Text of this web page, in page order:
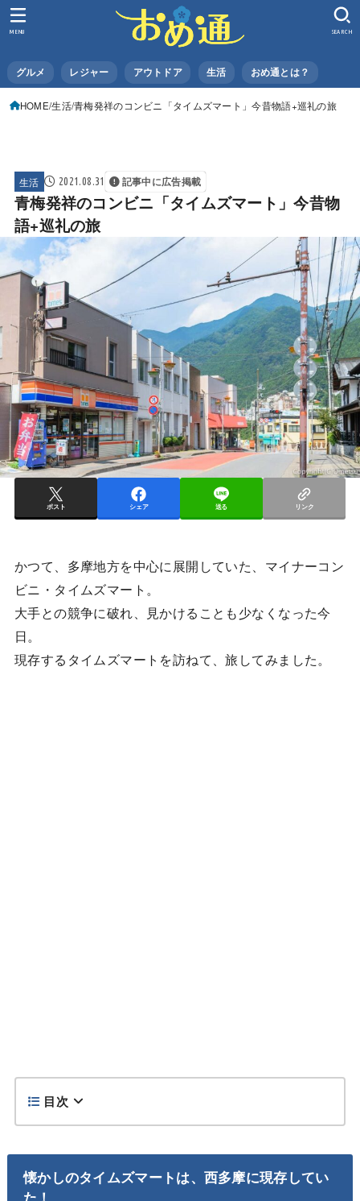
グルメ レジャー アウトドア 生活 おめ通とは？
SEARCH
MENU
HOME 生活 青梅発祥のコンビニ「タイムズマート」今昔物語+巡礼の旅
生活 2021.08.31 記事中に広告掲載
青梅発祥のコンビニ「タイムズマート」今昔物
語+巡礼の旅
ポスト シェア 送る リンク
かつて、多摩地方を中心に展開していた、マイナーコン
ビニ・タイムズマート。
大手との競争に破れ、見かけることも少なくなった今
日。
現存するタイムズマートを訪ねて、旅してみました。
目次
懐かしのタイムズマートは、西多摩に現存してい
た！